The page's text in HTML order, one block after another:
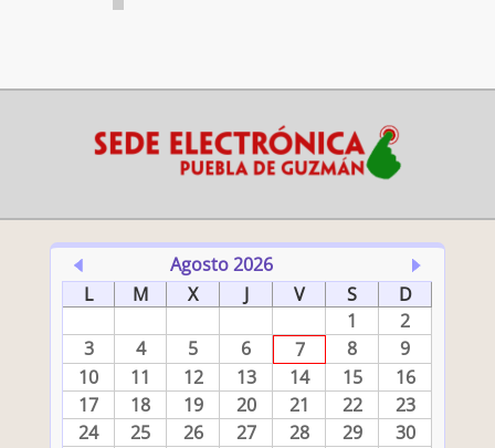
Agosto 2026
L
M X J V S
D
1
2
3
4 5 6 7 8
9
10
11 12 13 14 15
16
17
18 19 20 21 22
23
24
25 26 27 28 29
30